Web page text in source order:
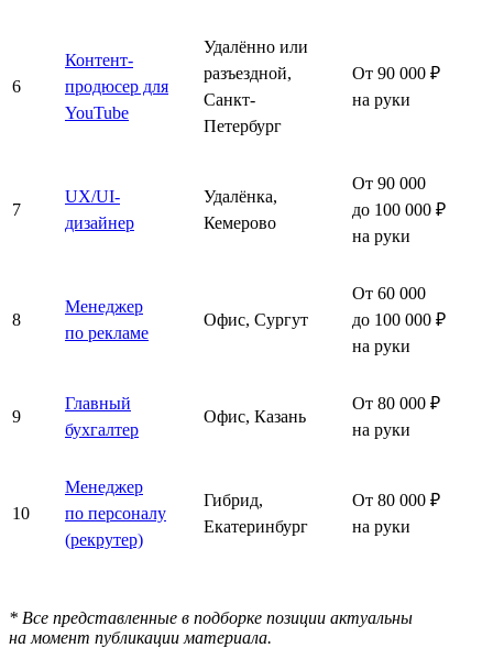
6
Контент-
продюсер для
YouTube
Удалённо или
разъездной,
Санкт-
Петербург
От 90 000 ₽
на руки
7
UX/UI-
дизайнер
Удалёнка,
Кемерово
От 90 000
до 100 000 ₽
на руки
8
Менеджер
по рекламе
Офис, Сургут
От 60 000
до 100 000 ₽
на руки
9
Главный
бухгалтер
Офис, Казань
От 80 000 ₽
на руки
10
Менеджер
по персоналу
(рекрутер)
Гибрид,
Екатеринбург
От 80 000 ₽
на руки
* Все представленные в подборке позиции актуальны
на момент публикации материала.